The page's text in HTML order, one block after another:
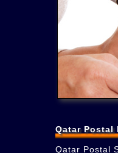
Qatar Postal
Qatar Postal